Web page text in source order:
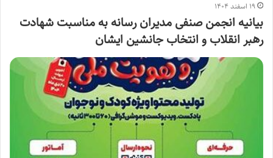
۱۹ اسفند ۱۴۰۴
بیانیه انجمن صنفی مدیران رسانه به مناسبت شهادت
رهبر انقلاب و انتخاب جانشین ایشان